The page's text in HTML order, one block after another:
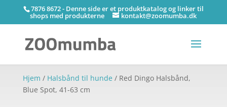
7876 8672 - Denne side er et produktkatalog og linker til
shops med produkterne kontakt@zoomumba.dk
Hjem / Halsbånd til hunde / Red Dingo Halsbånd,
Blue Spot, 41-63 cm